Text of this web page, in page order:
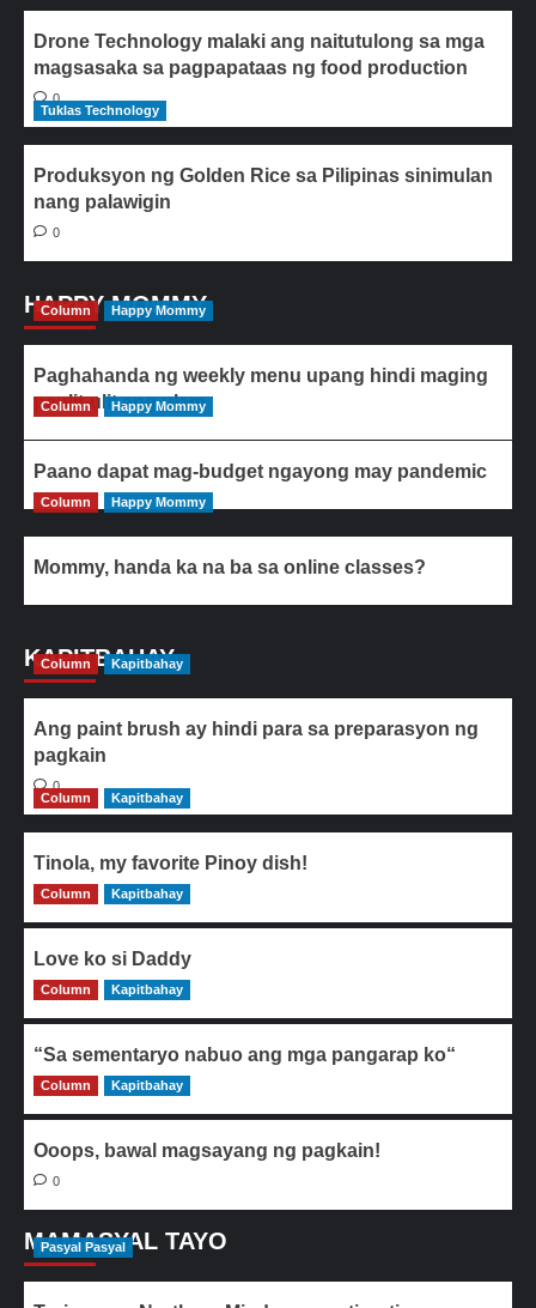
Drone Technology malaki ang naitutulong sa mga
magsasaka sa pagpapataas ng food production
0
Tuklas Technology
Produksyon ng Golden Rice sa Pilipinas sinimulan
nang palawigin
0
HAPPY MOMMY
Column Happy Mommy
Paghahanda ng weekly menu upang hindi maging
paulit-ulit ang ulam
Column Happy Mommy
Paano dapat mag-budget ngayong may pandemic
Column Happy Mommy
Mommy, handa ka na ba sa online classes?
KAPITBAHAY
Column Kapitbahay
Ang paint brush ay hindi para sa preparasyon ng
pagkain
0
Column
Kapitbahay
Tinola, my favorite Pinoy dish!
0
Column Kapitbahay
Love ko si Daddy
0
Column Kapitbahay
“Sa sementaryo nabuo ang mga pangarap ko“
0
Column Kapitbahay
Ooops, bawal magsayang ng pagkain!
0
MAMASYAL TAYO
Pasyal Pasyal